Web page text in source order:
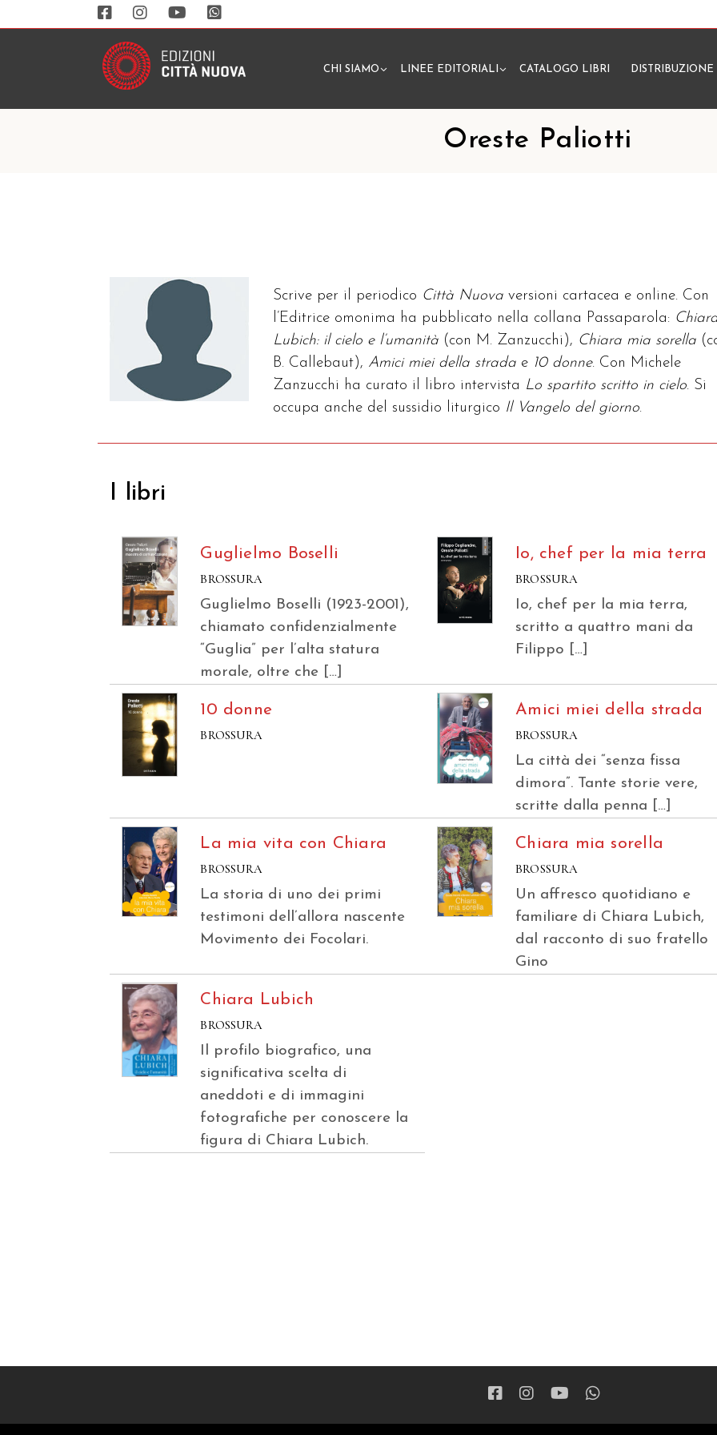
CHI SIAMO LINEE EDITORIALI CATALOGO LIBRI DISTRIBUZIONE
Oreste Paliotti
Scrive per il periodico Città Nuovaversioni cartacea e online. Con
l’Editrice omonima ha pubblicato nella collana Passaparola:
Lubich: il cielo e l’umanità (con M. Zanzucchi), Chiara mia sorella
B. Callebaut), Amici miei della strada e 10 donne. Con Michele
Zanzucchi ha curato il libro intervista Lo spartito scritto in cielo. Si
occupa anche del sussidio liturgico Il Vangelo del giorno.
I libri
Guglielmo Boselli
BROSSURA
Guglielmo Boselli (1923-2001),
chiamato confidenzialmente
“Guglia” per l’alta statura
morale, oltre che […]
Io, chef per la mia terra
BROSSURA
Io, chef per la mia terra,
scritto a quattro mani da
Filippo […]
10 donne
BROSSURA
Amici miei della strada
BROSSURA
La città dei “senza fissa
dimora”. Tante storie vere,
scritte dalla penna […]
La mia vita con Chiara
BROSSURA
La storia di uno dei primi
testimoni dell’allora nascente
Movimento dei Focolari.
Chiara mia sorella
BROSSURA
Un affresco quotidiano e
familiare di Chiara Lubich,
dal racconto di suo fratello
Gino
Chiara Lubich
BROSSURA
Il profilo biografico, una
significativa scelta di
aneddoti e di immagini
fotografiche per conoscere la
figura di Chiara Lubich.